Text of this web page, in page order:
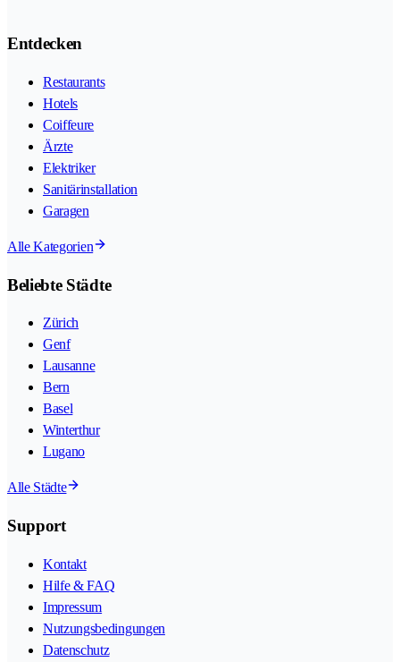
Entdecken
Restaurants
Hotels
Coiffeure
Ärzte
Elektriker
Sanitärinstallation
Garagen
Alle Kategorien
Beliebte Städte
Zürich
Genf
Lausanne
Bern
Basel
Winterthur
Lugano
Alle Städte
Support
Kontakt
Hilfe & FAQ
Impressum
Nutzungsbedingungen
Datenschutz